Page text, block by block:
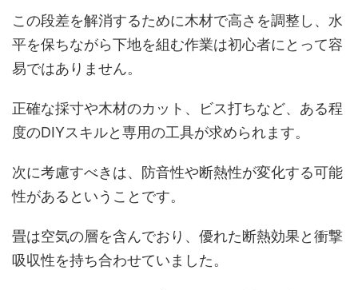
この段差を解消するために木材で高さを調整し、水
平を保ちながら下地を組む作業は初心者にとって容
易ではありません。
正確な採寸や木材のカット、ビス打ちなど、ある程
度のDIYスキルと専用の工具が求められます。
次に考慮すべきは、防音性や断熱性が変化する可能
性があるということです。
畳は空気の層を含んでおり、優れた断熱効果と衝撃
吸収性を持ち合わせていました。